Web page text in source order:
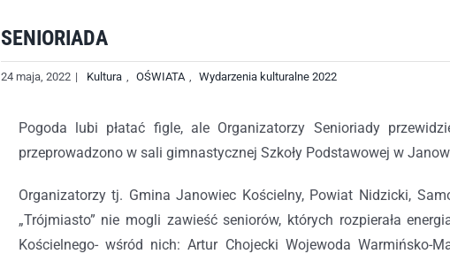
SENIORIADA
24 maja, 2022 | Kultura , OŚWIATA , Wydarzenia kulturalne 2022
Pogoda lubi płatać figle, ale Organizatorzy Senioriady
przeprowadzono w sali gimnastycznej Szkoły Podstawowej w
Organizatorzy tj. Gmina Janowiec Kościelny, Powiat Nidzicki,
„Trójmiasto” nie mogli zawieść seniorów, których rozpierała
Kościelnego- wśród nich: Artur Chojecki Wojewoda Warmińsko-